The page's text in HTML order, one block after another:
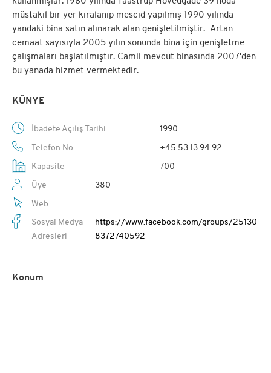
müstakil bir yer kiralanıp mescid yapılmış 1990 yılında
yandaki bina satın alınarak alan genişletilmiştir. Artan
cemaat sayısıyla 2005 yılın sonunda bina için genişletme
çalışmaları başlatılmıştır. Camii mevcut binasında 2007'den
bu yanada hizmet vermektedir.
KÜNYE
İbadete Açılış Tarihi 1990
Telefon No. +45 53 13 94 92
Kapasite 700
Üye 380
Web
Sosyal Medya
Adresleri
https://www.facebook.com/groups/25130
8372740592
Konum